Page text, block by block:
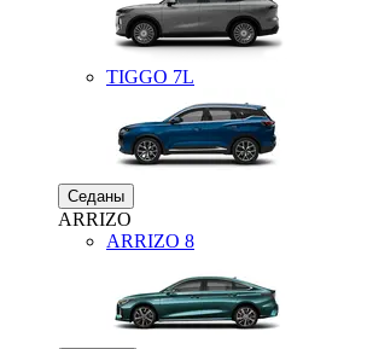
TIGGO 7L
Седаны
ARRIZO
ARRIZO 8